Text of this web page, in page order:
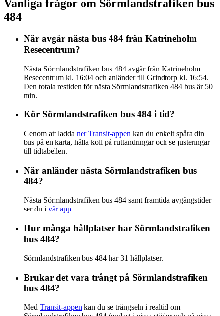
Vanliga frågor om Sörmlandstrafiken bus
484
När avgår nästa bus 484 från Katrineholm
Resecentrum?
Nästa Sörmlandstrafiken bus 484 avgår från Katrineholm
Resecentrum kl. 16:04 och anländer till Grindtorp kl. 16:54.
Den totala restiden för nästa Sörmlandstrafiken 484 bus är 50
min.
Kör Sörmlandstrafiken bus 484 i tid?
Genom att ladda ner Transit-appen kan du enkelt spåra din
bus på en karta, hålla koll på ruttändringar och se justeringar
till tidtabellen.
När anländer nästa Sörmlandstrafiken bus
484?
Nästa Sörmlandstrafiken bus 484 samt framtida avgångstider
ser du i vår app.
Hur många hållplatser har Sörmlandstrafiken
bus 484?
Sörmlandstrafiken bus 484 har 31 hållplatser.
Brukar det vara trångt på Sörmlandstrafiken
bus 484?
Med Transit-appen kan du se trängseln i realtid om